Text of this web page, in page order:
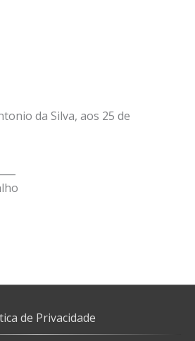
da Silva, aos 25 de
de Privacidade